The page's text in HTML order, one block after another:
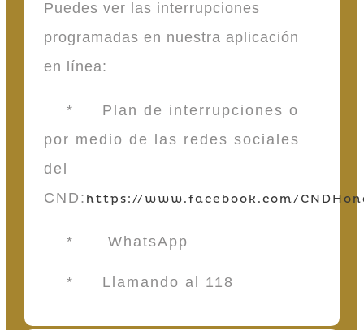
Puedes ver las interrupciones
programadas en nuestra aplicación
en línea:
* Plan de interrupciones o
por medio de las redes sociales
del
CND: https://www.facebook.com/
* WhatsApp
* Llamando al 118